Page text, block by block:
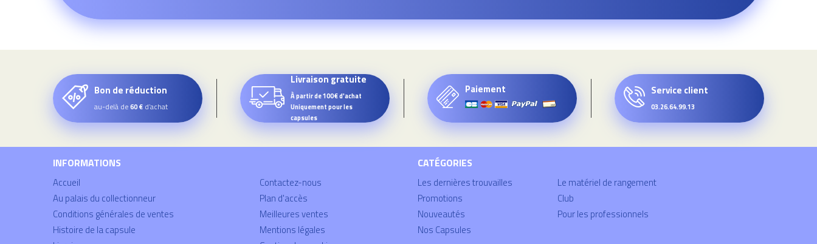
Bon de réduction
au-delà de60 € d’achat
Livraison gratuite
À partir de 100€ d'achat
Uniquement pour les
capsules
Paiement Service client
03.26.64.99.13
INFORMATIONS
Accueil
Au palais du collectionneur
Conditions générales de ventes
Histoire de la capsule
Contactez-nous
Plan d'accès
Meilleures ventes
Mentions légales
CATÉGORIES
Les dernières trouvailles
Promotions
Nouveautés
Nos Capsules
Le matériel de rangement
Club
Pour les professionnels